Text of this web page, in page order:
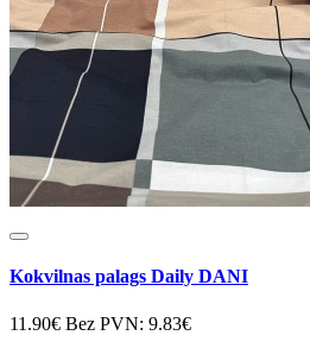
Kokvilnas palags Daily DANI
11.90€ Bez PVN: 9.83€